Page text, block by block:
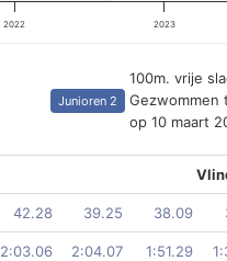
2022 2023
Junioren 2
100m. vrije
Gezwommen
op 10 maart
42.28 39.25 38.09
2:03.06 2:04.07 1:51.29